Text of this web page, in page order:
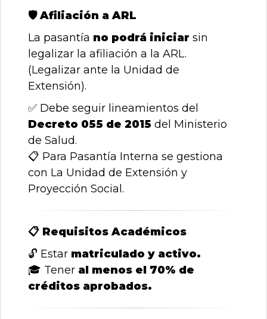
🛡️ Afiliación a ARL
La pasantía no podrá iniciar sin
legalizar la afiliación a la ARL.
(Legalizar ante la Unidad de
Extensión).
✅ Debe seguir lineamientos del
Decreto 055 de 2015 del Ministerio
de Salud.
📋 Para Pasantía Interna se gestiona
con La Unidad de Extensión y
Proyección Social.
📋 Requisitos Académicos
🔓 Estar matriculado y activo.
🎓 Tener al menos el 70% de
créditos aprobados.